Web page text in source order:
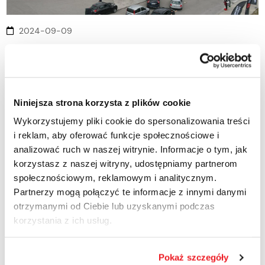
Niniejsza strona korzysta z plików cookie
Wykorzystujemy pliki cookie do spersonalizowania treści
i reklam, aby oferować funkcje społecznościowe i
analizować ruch w naszej witrynie. Informacje o tym, jak
korzystasz z naszej witryny, udostępniamy partnerom
społecznościowym, reklamowym i analitycznym.
Partnerzy mogą połączyć te informacje z innymi danymi
otrzymanymi od Ciebie lub uzyskanymi podczas
korzystania z ich usług.
Pokaż szczegóły
2024-09-09
004 Dyskont.ostrow@ctenergy.pl
READ MORE
09 WRZ, 2024